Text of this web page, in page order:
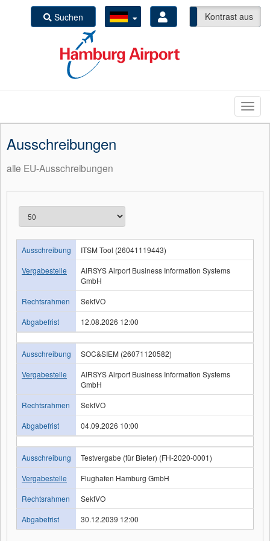
Suchen Kontrast ein Kontrast aus
Ausschreibungen
alle EU-Ausschreibungen
Ausschreibung
ITSM Tool (26041119443)
Vergabestelle
AIRSYS Airport Business Information Systems
GmbH
Rechtsrahmen
SektVO
Abgabefrist
12.08.2026 12:00
Ausschreibung
SOC&SIEM (26071120582)
Vergabestelle
AIRSYS Airport Business Information Systems
GmbH
Rechtsrahmen
SektVO
Abgabefrist
04.09.2026 10:00
Ausschreibung
Testvergabe (für Bieter) (FH-2020-0001)
Vergabestelle
Flughafen Hamburg GmbH
Rechtsrahmen
SektVO
Abgabefrist
30.12.2039 12:00